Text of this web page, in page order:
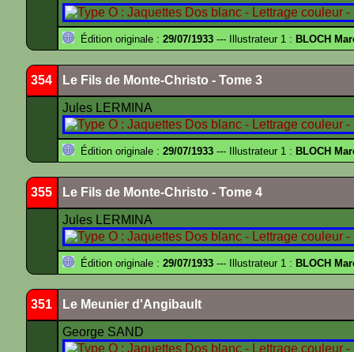
Édition originale : 29/07/1933 --- Illustrateur 1 : BLOCH
354 Le Fils de Monte-Christo - Tome 3
Jules LERMINA
Édition originale : 29/07/1933 --- Illustrateur 1 : BLOCH
355 Le Fils de Monte-Christo - Tome 4
Jules LERMINA
Édition originale : 29/07/1933 --- Illustrateur 1 : BLOCH
351 Le Meunier d'Angibault
George SAND